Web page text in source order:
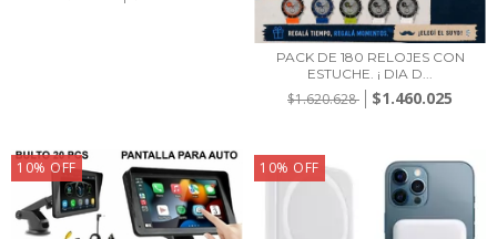
PACK DE 180 RELOJES CON
ESTUCHE. ¡ DIA D...
$1.620.628 $1.460.025
10% OFF 10% OFF